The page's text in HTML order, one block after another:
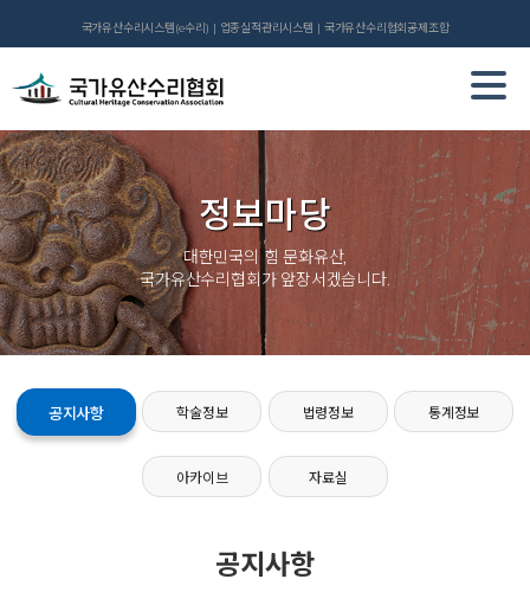
국가유산수리시스템(e수리) 업종실적관리시스템 국가유산수리협회공제조합
정보마당
대한민국의 힘 문화유산,
국가유산수리협회가 앞장서겠습니다.
공지사항 학술정보 법령정보 통계정보
아카이브 자료실
공지사항